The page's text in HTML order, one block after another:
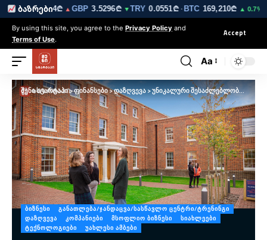
ბაზრები
EUR3.0264₾▲GBP3.5296₾▼ TRY0.0551₾·BTC169,210₾▲ 0.7%
By using this site, you agree to the Privacy Policy and
Terms of Use.
Accept
Aa
შენი სტარტაპი>ფინანსები>დაზღვევა>უნიკალური შესაძლებლობები ბრიტანული უნივერსიტეტის სტუდენტებისთვის
ᲑᲘᲖᲜᲔᲡᲘ
ᲒᲐᲜᲐᲗᲚᲔᲑᲐ/ᲯᲐᲜᲓᲐᲪᲕᲐ/ᲡᲐᲡᲬᲐᲕᲚᲝ ᲪᲔᲜᲢᲠᲘ/ᲢᲠᲔᲜᲘᲜᲒᲘ
ᲓᲐᲖᲦᲕᲔᲕᲐ
ᲙᲝᲛᲞᲐᲜᲘᲔᲑᲘ ᲛᲡᲝᲤᲚᲘᲝ ᲑᲘᲖᲜᲔᲡᲘ
ᲡᲘᲐᲮᲚᲔᲔᲑᲘ
ᲢᲔᲥᲜᲝᲚᲝᲒᲘᲔᲑᲘ
ᲣᲐᲮᲚᲔᲡᲘ ᲐᲛᲑᲔᲑᲘ